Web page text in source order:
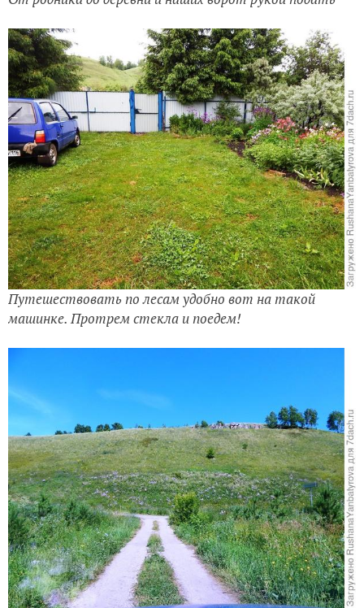
Путешествовать по лесам удобно вот на такой
машинке. Протрем стекла и поедем!